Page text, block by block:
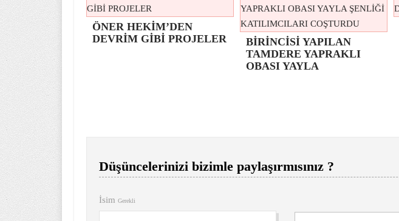
ÖNER HEKİM’DEN
DEVRİM GİBİ PROJELER
BİRİNCİSİ YAPILAN
TAMDERE YAPRAKLI
OBASI YAYLA
Düşüncelerinizi bizimle paylaşırmısınız ?
İsim Gerekli